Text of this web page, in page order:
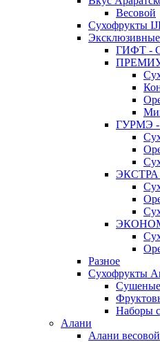
Весовой
Сухофрукты
ГИФТ -
ГУРМЭ -
ЭКСТРА
ЭКОНОМ
Разное
Сухофрукты
Наборы
Алани
Алани весовой